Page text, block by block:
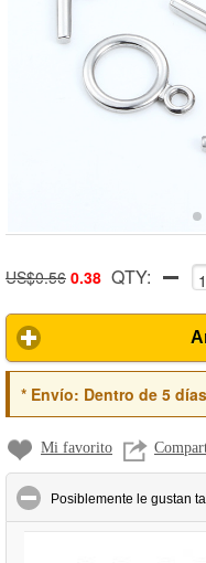
US$0.56 0.38 QTY:
*Envío: Dentro de 5 días
Mi favorito
Posiblemente le gustan